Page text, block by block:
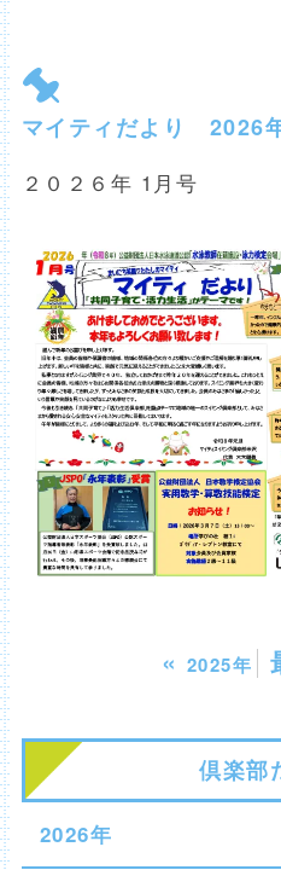
マイティだより 2026
２０２６年 1月号
« 2025年
倶楽部
2026年